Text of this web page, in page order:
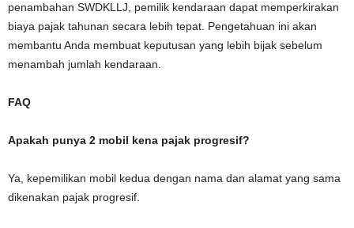
penambahan SWDKLLJ, pemilik kendaraan dapat memperkirakan
biaya pajak tahunan secara lebih tepat. Pengetahuan ini akan
membantu Anda membuat keputusan yang lebih bijak sebelum
menambah jumlah kendaraan.
FAQ
Apakah punya 2 mobil kena pajak progresif?
Ya, kepemilikan mobil kedua dengan nama dan alamat yang sama
dikenakan pajak progresif.